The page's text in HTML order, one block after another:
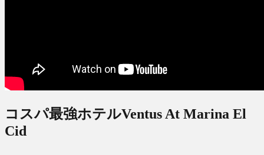
コスパ最強ホテルVentus At Marina El
Cid